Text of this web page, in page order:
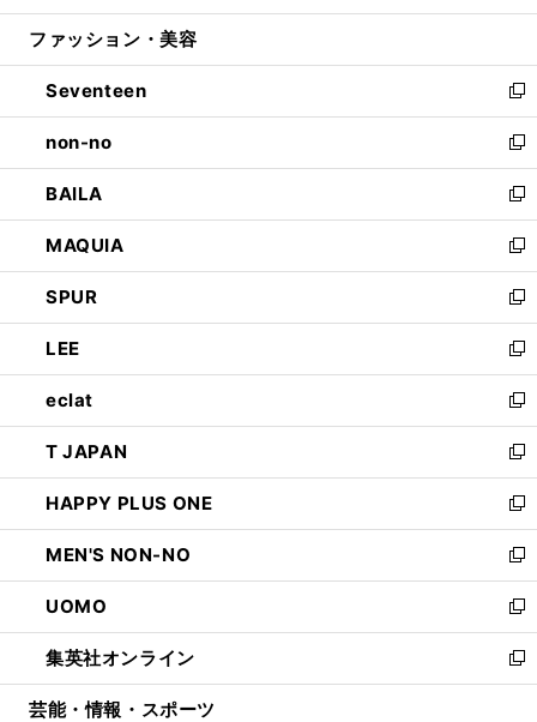
開
ウ
開
く
ン
ウ
で
開
く
ウ
ン
ド
ウ
で
開
く
ファッション・美容
Seventeen
新
し
い
ウ
ィ
ン
ド
ウ
で
開
く
non-no
新
し
い
ウ
ィ
ン
ド
ウ
で
開
く
BAILA
新
し
い
ウ
ィ
ン
ド
ウ
で
開
く
MAQUIA
新
し
い
ウ
ィ
ン
ド
ウ
で
開
く
SPUR
新
し
い
ウ
ィ
ン
ド
ウ
で
開
く
LEE
新
し
い
ウ
ィ
ン
ド
ウ
で
開
く
eclat
新
し
い
ウ
ィ
ン
ド
ウ
で
開
く
T JAPAN
新
し
い
ウ
ィ
ン
ド
ウ
で
開
HAPPY PLUS ONE
新
し
い
ウ
ィ
ン
ド
ウ
MEN'S NON-NO
新
し
い
ウ
ィ
ン
UOMO
新
し
い
ウ
集英社オンライン
新
し
芸能・情報・スポーツ